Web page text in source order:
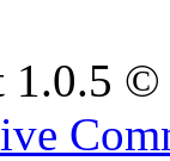
1.0.5